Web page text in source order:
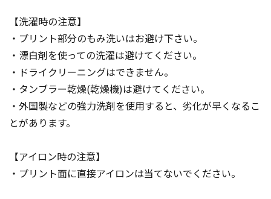
【洗濯時の注意】
・プリント部分のもみ洗いはお避け下さい。
・漂白剤を使っての洗濯は避けてください。
・ドライクリーニングはできません。
・タンブラー乾燥(乾燥機)は避けてください。
・外国製などの強力洗剤を使用すると、劣化が早くなるこ
とがあります。
【アイロン時の注意】
・プリント面に直接アイロンは当てないでください。